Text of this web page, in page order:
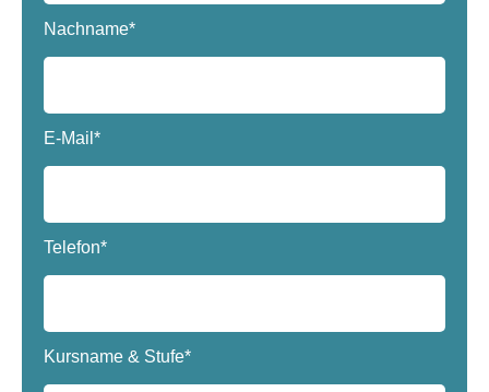
Nachname*
E-Mail*
Telefon*
Kursname & Stufe*